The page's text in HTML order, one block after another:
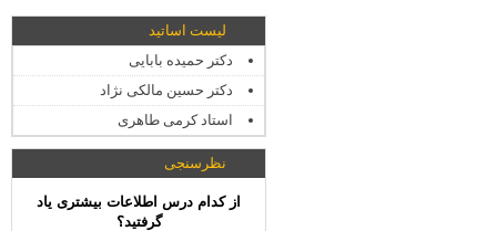
لیست اساتید
دکتر حمیده بابایی
دکتر حسین مالکی نژاد
استاد کرمی طاهری
نظرسنجی
از کدام درس اطلاعات بیشتری یاد
گرفتید؟